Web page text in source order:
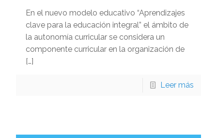
En el nuevo modelo educativo “Aprendizajes
clave para la educación integral” el ámbito de
la autonomía curricular se considera un
componente curricular en la organización de
[…]
Leer más